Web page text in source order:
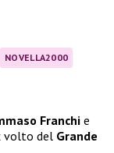
NOVELLA2000
Franchi e
volto del Grande